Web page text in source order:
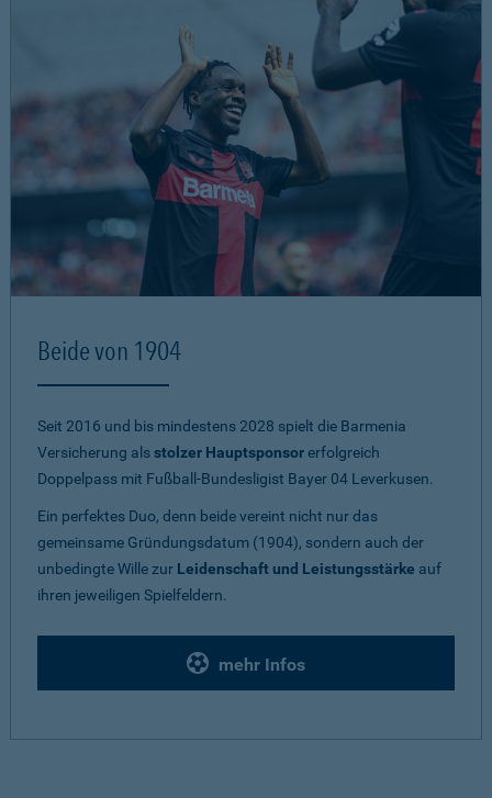
Beide von 1904
Seit 2016 und bis mindestens 2028 spielt die Barmenia
Versicherung alsstolzer Hauptsponsorerfolgreich
Doppelpass mit Fußball-Bundesligist Bayer 04 Leverkusen.
Ein perfektes Duo, denn beide vereint nicht nur das
gemeinsame Gründungsdatum (1904), sondern auch der
unbedingte Wille zur Leidenschaft und Leistungsstärke auf
ihren jeweiligen Spielfeldern.
mehr Infos